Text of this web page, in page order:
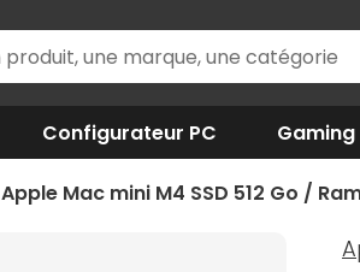
Configurateur PC Gaming
Apple Mac mini M4 SSD 512 Go /